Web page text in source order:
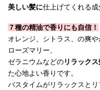
美しい髪に仕上げてくれる成
７種の精油で香りにも自信！
オレンジ、シトラス、の爽
ローズマリー、
ゼラニウムなどのリラック
た心地よい香りです。
バスタイムがリラックスと